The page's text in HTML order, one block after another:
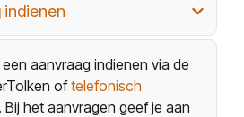
indienen
aanvraag indienen via de
oftelefonisch
Bij het aanvragen geef je aan